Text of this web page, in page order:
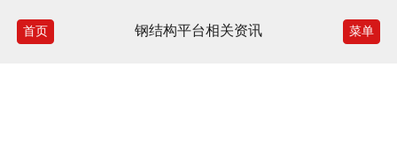
首页 钢结构平台相关资讯 菜单